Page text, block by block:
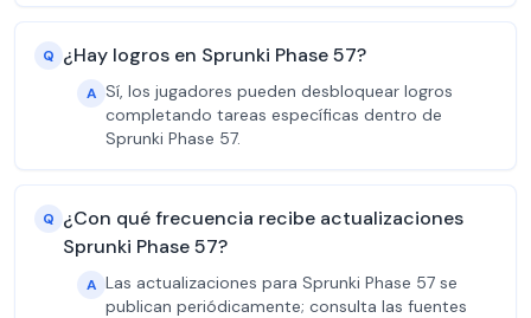
Q ¿Hay logros en Sprunki Phase 57?
A Sí, los jugadores pueden desbloquear logros
completando tareas específicas dentro de
Sprunki Phase 57.
Q ¿Con qué frecuencia recibe actualizaciones
Sprunki Phase 57?
A Las actualizaciones para Sprunki Phase 57 se
publican periódicamente; consulta las fuentes